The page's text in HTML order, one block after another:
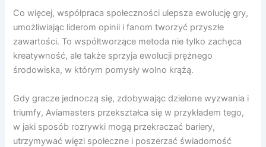
Co więcej, współpraca społeczności ulepsza ewolucję gry,
umożliwiając liderom opinii i fanom tworzyć przyszłe
zawartości. To współtworzące metoda nie tylko zachęca
kreatywność, ale także sprzyja ewolucji prężnego
środowiska, w którym pomysły wolno krążą.
Gdy gracze jednoczą się, zdobywając dzielone wyzwania i
triumfy, Aviamasters przekształca się w przykładem tego,
w jaki sposób rozrywki mogą przekraczać bariery,
utrzymywać więzi społeczne i poszerzać świadomość